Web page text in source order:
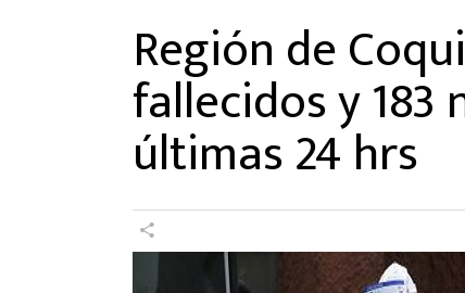
Región de
fallecidos y 183
últimas 24 hrs